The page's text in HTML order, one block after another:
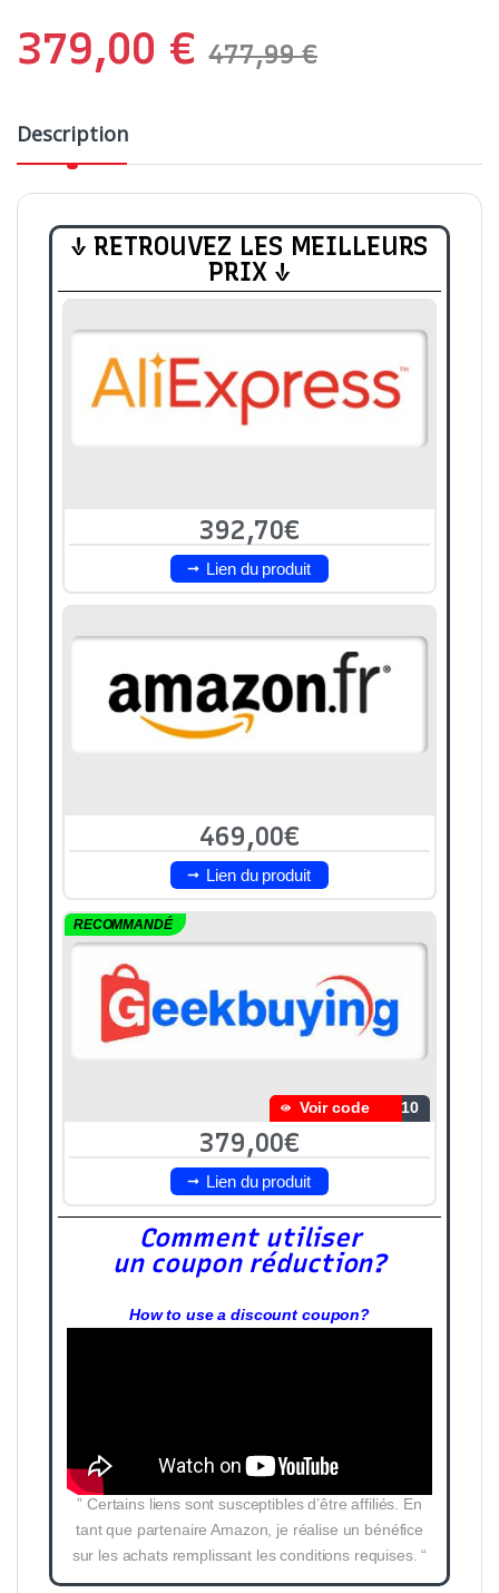
379,00 € 477,99€
Description
↓ RETROUVEZ LES MEILLEURS
PRIX ↓
392,70€
Lien du produit
469,00€
Lien du produit
RECOMMANDÉ
Voir code S10
379,00€
Lien du produit
Comment utiliser
un coupon réduction?
How to use a discount coupon?
” Certains liens sont susceptibles d’être affiliés. En
tant que partenaire Amazon, je réalise un bénéfice
sur les achats remplissant les conditions requises. “